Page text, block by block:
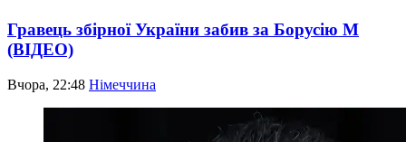
Гравець збірної України забив за Борусію М
(ВІДЕО)
Вчора, 22:48 Німеччина